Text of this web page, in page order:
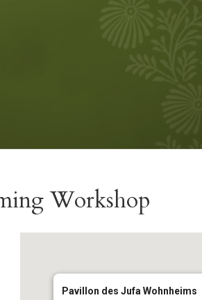
Workshop
Pavillon des Jufa Wohnheims